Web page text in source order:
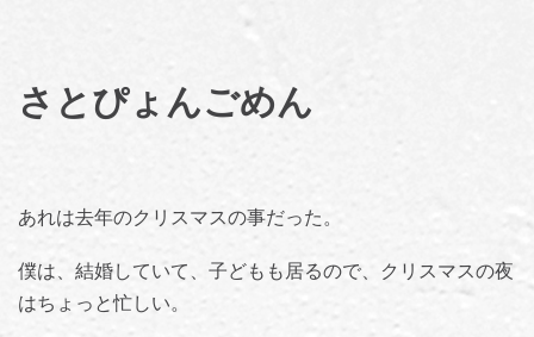
さとぴょんごめん
あれは去年のクリスマスの事だった。
僕は、結婚していて、子どもも居るので、クリスマスの夜
はちょっと忙しい。